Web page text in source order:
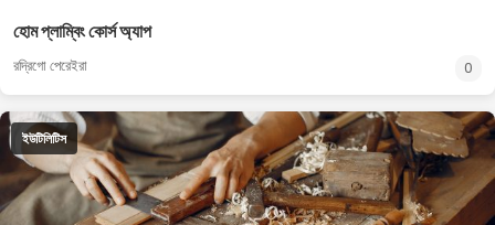
হোম প্লাম্বিং কোর্স অ্যাপ
রদ্রিগো পেরেইরা 0
ইউটিলিটিস